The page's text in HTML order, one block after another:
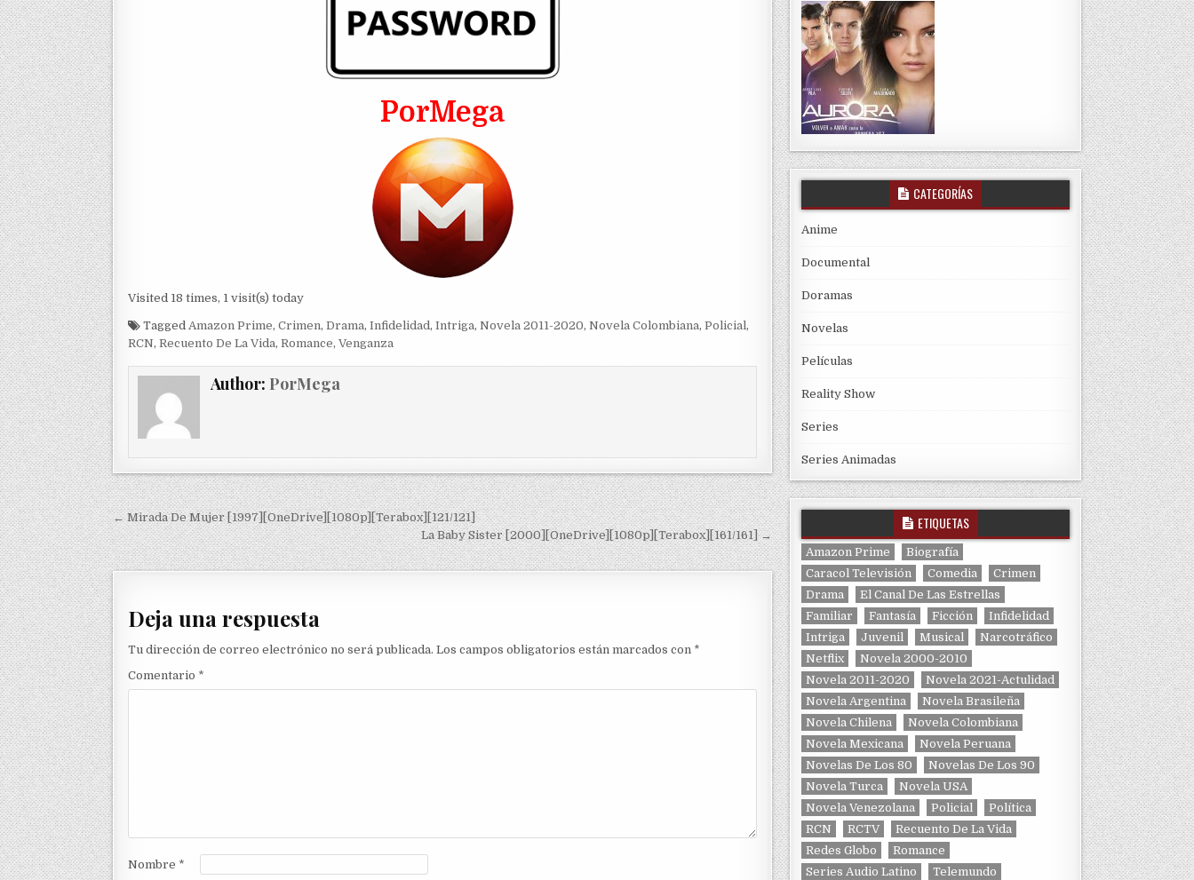
PorMega
Visited 18 times, 1 visit(s) today
Tagged Amazon Prime, Crimen, Drama, Infidelidad, Intriga, Novela 2011-2020, Novela Colombiana, Policial,
RCN, Recuento De La Vida, Romance, Venganza
Author: PorMega
Navegación de entradas
← Mirada De Mujer [1997][OneDrive][1080p][Terabox][121/121]
La Baby Sister [2000][OneDrive][1080p][Terabox][161/161] →
Deja una respuesta
Tu dirección de correo electrónico no será publicada. Los campos obligatorios están marcados con *
Comentario *
Nombre *
CATEGORÍAS
Anime
Documental
Doramas
Novelas
Películas
Reality Show
Series
Series Animadas
ETIQUETAS
Amazon Prime
Biografía
Caracol Televisión
Comedia
Crimen
Drama
El Canal De Las Estrellas
Familiar
Fantasía Ficción
Infidelidad
Intriga
Juvenil Musical
Narcotráfico
Netflix
Novela 2000-2010
Novela 2011-2020
Novela 2021-Actulidad
Novela Argentina
Novela Brasileña
Novela Chilena
Novela Colombiana
Novela Mexicana
Novela Peruana
Novelas De Los 80
Novelas De Los 90
Novela Turca
Novela USA
Novela Venezolana
Policial
Política
RCN
RCTV
Recuento De La Vida
Redes Globo
Romance
Series Audio Latino
Telemundo